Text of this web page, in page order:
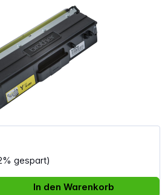
gespart)
den gewünschten
In den Warenkorb